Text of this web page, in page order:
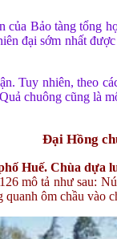
Bảo tàng tổng
đại sớm nhất
Tuy nhiên, theo
chuông cũng là
Đại Hồng
Huế. Chùa
mô tả như sau:
ôm chầu vào